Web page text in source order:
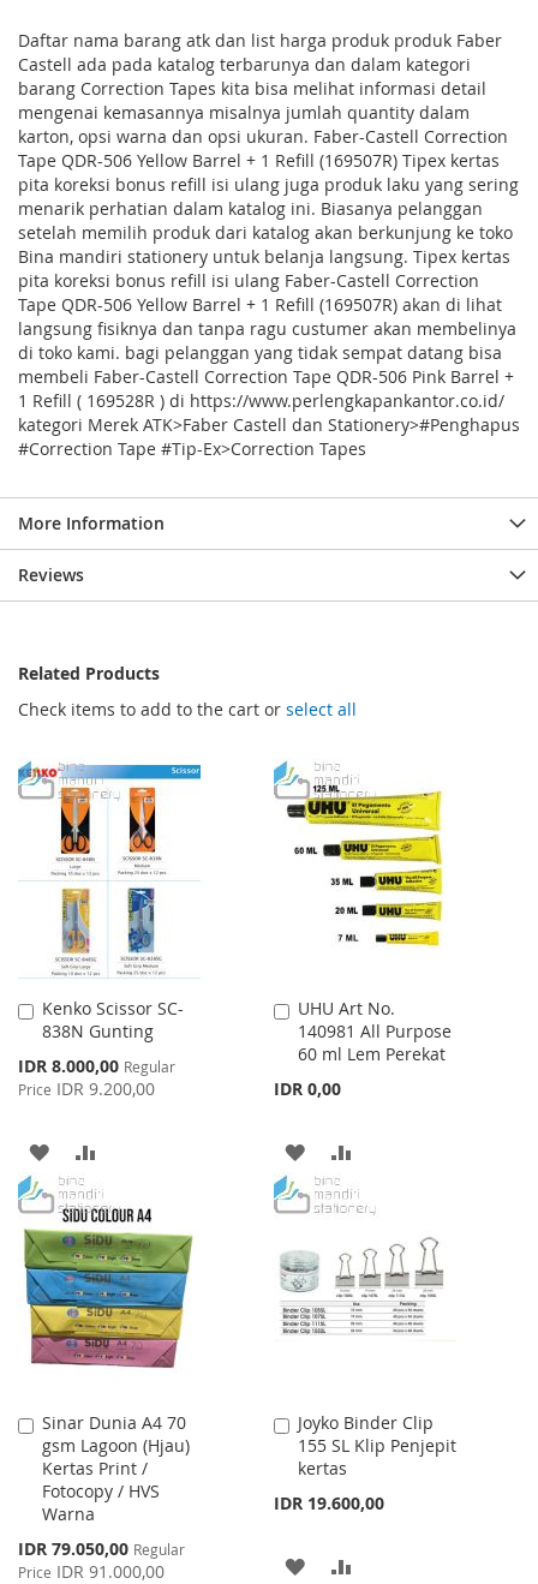
Daftar nama barang atk dan list harga produk produk Faber
Castell ada pada katalog terbarunya dan dalam kategori
barang Correction Tapes kita bisa melihat informasi detail
mengenai kemasannya misalnya jumlah quantity dalam
karton, opsi warna dan opsi ukuran. Faber-Castell Correction
Tape QDR-506 Yellow Barrel + 1 Refill (169507R) Tipex kertas
pita koreksi bonus refill isi ulang juga produk laku yang sering
menarik perhatian dalam katalog ini. Biasanya pelanggan
setelah memilih produk dari katalog akan berkunjung ke toko
Bina mandiri stationery untuk belanja langsung. Tipex kertas
pita koreksi bonus refill isi ulang Faber-Castell Correction
Tape QDR-506 Yellow Barrel + 1 Refill (169507R) akan di lihat
langsung fisiknya dan tanpa ragu custumer akan membelinya
di toko kami. bagi pelanggan yang tidak sempat datang bisa
membeli Faber-Castell Correction Tape QDR-506 Pink Barrel +
1 Refill ( 169528R ) di https://www.perlengkapankantor.co.id/
kategori Merek ATK>Faber Castell dan Stationery>#Penghapus
#Correction Tape #Tip-Ex>Correction Tapes
More Information
Reviews
Related Products
Check items to add to the cart or select all
Kenko Scissor SC-
838N Gunting
Special
Price
IDR 8.000,00 Regular
Price IDR 9.200,00
Add
to
ADD
TO
WISH
LIST
TO
COMPARE
UHU Art No.
140981 All Purpose
60 ml Lem Perekat
IDR 0,00
Add
to
Cart
ADD
TO
LIST
TO
COMPARE
Sinar Dunia A4 70
gsm Lagoon (Hjau)
Kertas Print /
Fotocopy / HVS
Warna
Special
Price
IDR 79.050,00 Regular
Price IDR 91.000,00
Add
to
Cart
Joyko Binder Clip
155 SL Klip Penjepit
kertas
IDR 19.600,00
Add
to
Cart
ADD